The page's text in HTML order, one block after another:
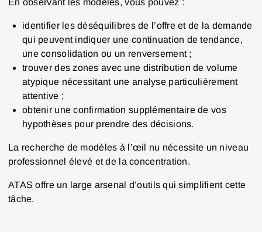
En observant les modèles, vous pouvez :
identifier les déséquilibres de l’offre et de la demande
qui peuvent indiquer une continuation de tendance,
une consolidation ou un renversement ;
trouver des zones avec une distribution de volume
atypique nécessitant une analyse particulièrement
attentive ;
obtenir une confirmation supplémentaire de vos
hypothèses pour prendre des décisions.
La recherche de modèles à l’œil nu nécessite un niveau
professionnel élevé et de la concentration.
ATAS offre un large arsenal d’outils qui simplifient cette
tâche.